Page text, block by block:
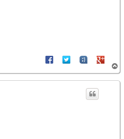
r
r